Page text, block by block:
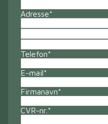
Adresse*
Telefon*
E-mail*
Firmanavn*
CVR-nr. *